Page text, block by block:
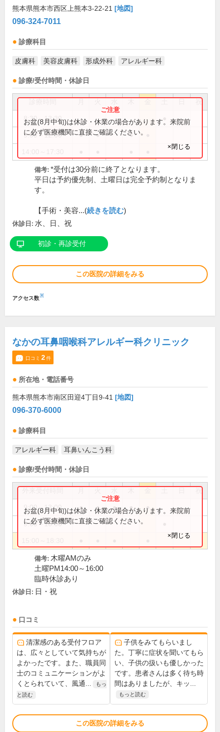
熊本県熊本市西区上熊本3-22-21 [地図]
096-324-7011
診療科目
皮膚科 美容皮膚科 形成外科 アレルギー科
診療/受付時間・休診日
祝
8:30～13:30
9:00～12:00 ● ● ●
お盆(8月中旬)は休診・休業の場合があります。来院前
に必ず医療機関に直接ご確認ください。
×閉じる
備考: *受付は30分前に終了となります。
平日は予約優先制、土曜日は完全予約制となりま
す。
【手術・美容...(続きを読む)
休診日: 水、日、祝
初診・再診受付
この医院の詳細をみる
アクセス数※
なかの耳鼻咽喉科アレルギー科クリニック
口コミ 2件
所在地・電話番号
熊本県熊本市南区田迎4丁目9-41 [地図]
096-370-6000
診療科目
アレルギー科 耳鼻いんこう科
診療/受付時間・休診日
祝
9:00～13:00 ● ● ● ● ●
9:00～16:00
お盆(8月中旬)は休診・休業の場合があります。来院前
に必ず医療機関に直接ご確認ください。
×閉じる
備考: 木曜AMのみ
土曜PM14:00～16:00
臨時休診あり
休診日: 日・祝
口コミ
清潔感のある受付フロア
は、広々としていて気持ちが
よかったです。また、職員同
士のコミュニケーションがよ
くとられていて、風通...
もっ
と読む
子供をみてもらいまし
た。丁寧に症状を聞いてもら
い、子供の扱いも優しかった
です。患者さんは多く待ち時
間はありましたが、キッ...
もっと読む
この医院の詳細をみる